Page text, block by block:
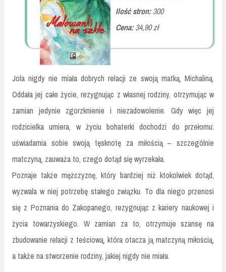
Ilość stron:300
Cena:34,90 zł
Jola nigdy nie miała dobrych relacji ze swoją matką, Michaliną.
Oddała jej całe życie, rezygnując z własnej rodziny, otrzymując w
zamian jedynie zgorzknienie i niezadowolenie. Gdy więc jej
rodzicielka umiera, w życiu bohaterki dochodzi do przełomu:
uświadamia sobie swoją tęsknotę za miłością – szczególnie
matczyną, zauważa to, czego dotąd się wyrzekała.
Poznaje także mężczyznę, który bardziej niż ktokolwiek dotąd,
wyzwala w niej potrzebę stałego związku. To dla niego przenosi
się z Poznania do Zakopanego, rezygnując z kariery naukowej i
życia towarzyskiego. W zamian za to, otrzymuje szansę na
zbudowanie relacji z teściową, która otacza ją matczyną miłością,
a także na stworzenie rodziny, jakiej nigdy nie miała.